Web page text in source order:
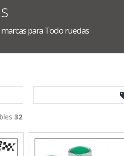
para Todo ruedas
32